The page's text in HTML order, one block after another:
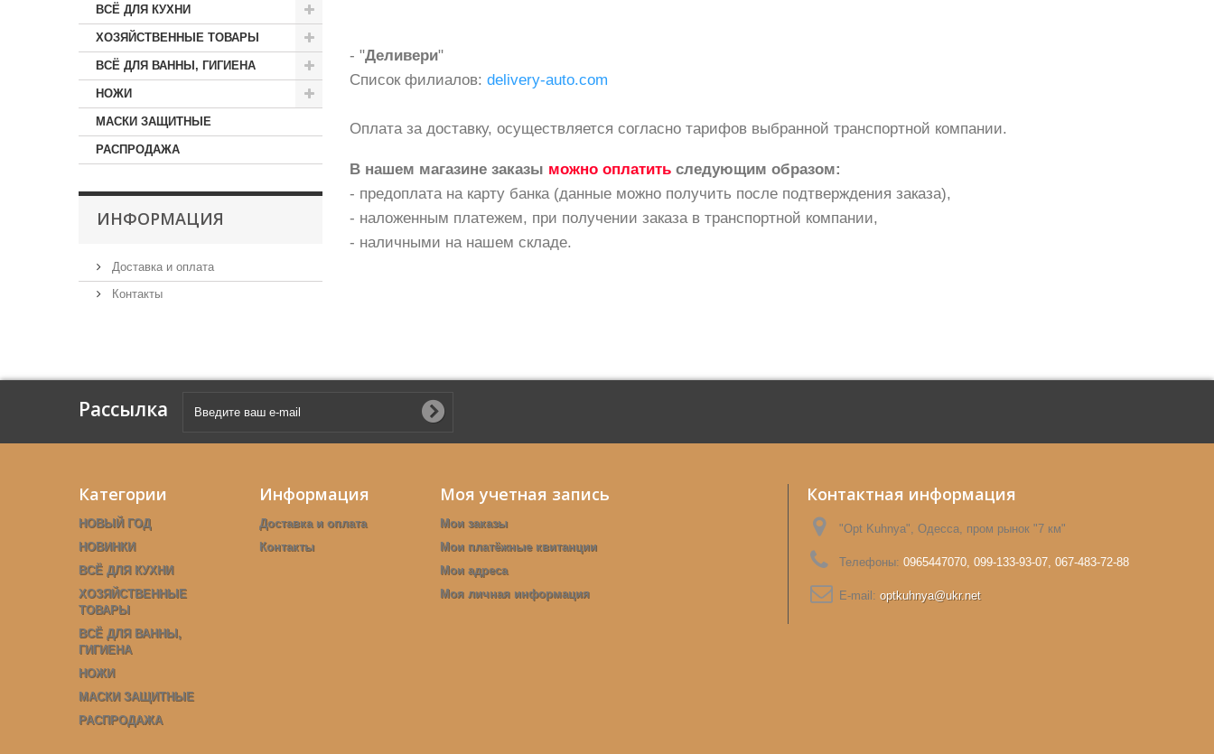
ВСЁ ДЛЯ КУХНИ
ХОЗЯЙСТВЕННЫЕ ТОВАРЫ
ВСЁ ДЛЯ ВАННЫ, ГИГИЕНА
НОЖИ
МАСКИ ЗАЩИТНЫЕ
РАСПРОДАЖА
ИНФОРМАЦИЯ
Доставка и оплата
Контакты
- "Деливери"
Список филиалов: delivery-auto.com
Оплата за доставку, осуществляется согласно тарифов выбранной транспортной компании.
В нашем магазине заказы можно оплатить следующим образом:
- предоплата на карту банка (данные можно получить после подтверждения заказа),
- наложенным платежем, при получении заказа в транспортной компании,
- наличными на нашем складе.
Рассылка
Категории
НОВЫЙ ГОД
НОВИНКИ
ВСЁ ДЛЯ КУХНИ
ХОЗЯЙСТВЕННЫЕ
ТОВАРЫ
ВСЁ ДЛЯ ВАННЫ,
ГИГИЕНА
НОЖИ
МАСКИ ЗАЩИТНЫЕ
РАСПРОДАЖА
Информация
Доставка и оплата
Контакты
Моя учетная запись
Мои заказы
Мои платёжные квитанции
Мои адреса
Моя личная информация
Контактная информация
"Opt Kuhnya", Одесса, пром рынок "7 км"
Телефоны: 0965447070, 099-133-93-07, 067-483-72-88
E-mail: optkuhnya@ukr.net